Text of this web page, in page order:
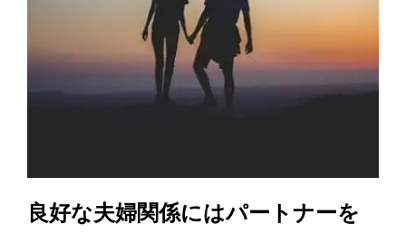
良好な夫婦関係にはパートナーを